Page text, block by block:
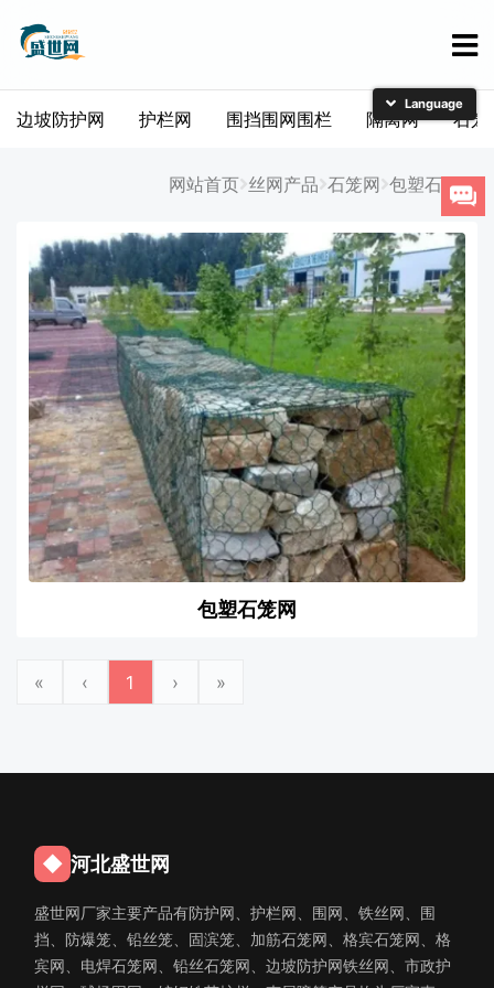
边坡防护网 护栏网 围挡围网围栏 隔离网 石笼
网站首页 丝网产品 石笼网 包塑石笼网
包塑石笼网
« ‹ 1 › »
◆ 河北盛世网
盛世网厂家主要产品有防护网、护栏网、围网、铁丝网、围
挡、防爆笼、铅丝笼、固滨笼、加筋石笼网、格宾石笼网、格
宾网、电焊石笼网、铅丝石笼网、边坡防护网铁丝网、市政护
简体中文
日本語